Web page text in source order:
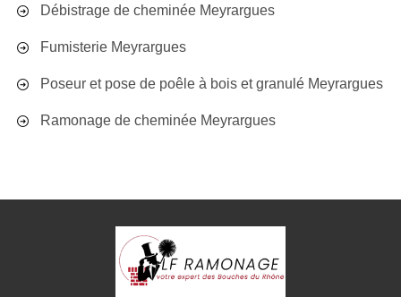
Débistrage de cheminée Meyrargues
Fumisterie Meyrargues
Poseur et pose de poêle à bois et granulé Meyrargues
Ramonage de cheminée Meyrargues